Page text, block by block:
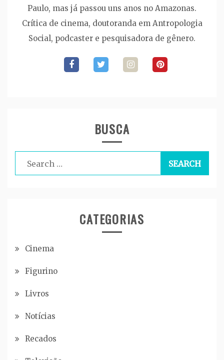
Paulo, mas já passou uns anos no Amazonas.
Crítica de cinema, doutoranda em Antropologia
Social, podcaster e pesquisadora de gênero.
BUSCA
for:
CATEGORIAS
Cinema
Figurino
Livros
Notícias
Recados